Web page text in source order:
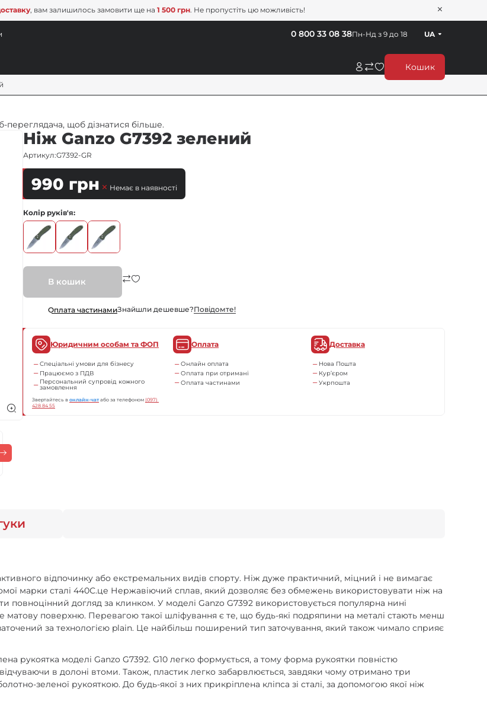
, вам залишилось замовити ще на 1 500 грн. Не пропустіть цю можливість!
Кошик
Пн-Нд з 9 до 18
0 800 33 08 38 UA
щоб дізнатися більше.
Ніж Ganzo G7392 зелений
Артикул:G7392-GR
990 грн Немає в наявності
Колір руків'я
В кошик
Оплата частинамиЗнайшли дешевше?Повiдомте!
Юридичним особам та ФОП
Спеціальні умови для бізнесу
Працюємо з ПДВ
Персональний супровід кожного
замовлення
Звертайтесь вонлайн-чат або за телефоном(097)
428 84 55
Оплата
Онлайн оплата
Оплата при отримані
Оплата частинами
Доставка
Нова Пошта
Кур’єром
Укрпошта
відпочинку або екстремальних видів спорту. Ніж дуже практичний, міцний і не вимагає
марки сталі 440С.це Нержавіючий сплав, який дозволяє без обмежень використовувати ніж на
повноцінний догляд за клинком. У моделі Ganzo G7392 використовується популярна нині
поверхню. Перевагою такої шліфування є те, що будь-які подряпини на металі стають менш
за технологією plain. Це найбільш поширений тип заточування, який також чимало сприяє
рукоятка моделі Ganzo G7392. G10 легко формується, а тому форма рукоятки повністю
в долоні втоми. Також, пластик легко забарвлюється, завдяки чому отримано три
зеленої рукояткою. До будь-якої з них прикріплена кліпса зі сталі, за допомогою якої ніж